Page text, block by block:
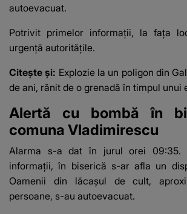
autoevacuat.
Potrivit primelor informații, la fața
urgență autoritățile.
Citește și: Explozie la un poligon din
de ani, rănit de o grenadă în timpul unui
Alertă cu bombă în
comuna Vladimirescu
Alarma s-a dat în jurul orei 09:35.
informații, în biserică s-ar afla un
Oamenii din lăcașul de cult,
persoane, s-au autoevacuat.